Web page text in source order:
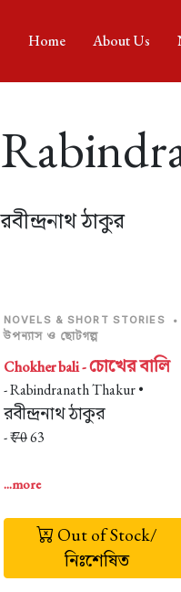
Home About Us
রবীন্দ্রনাথ ঠাকুর
NOVELS & SHORT STORIES •
উপন্যাস ও ছোটগল্প
Chokher bali -চোখের বালি
- Rabindranath Thakur •
রবীন্দ্রনাথ ঠাকুর
- ₹7063
...more
Out of Stock/
নিঃশেষিত